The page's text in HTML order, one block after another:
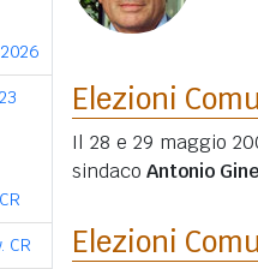
CR
Elezioni
Il 28 e 29 maggio
sindaco Antonio
Elezioni